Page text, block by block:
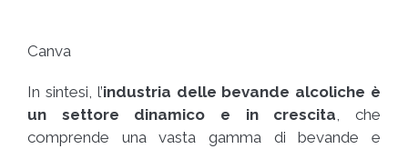
Canva
In sintesi, l’industria delle bevande alcoliche è
un settore dinamico e in crescita , che
comprende una vasta gamma di bevande e